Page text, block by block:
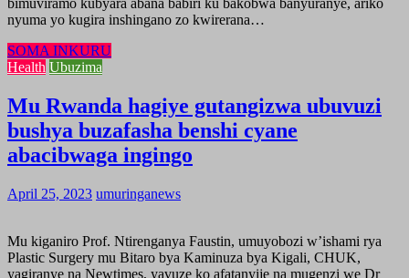
bimuviramo kubyara abana babiri ku bakobwa banyuranye, ariko
nyuma yo kugira inshingano zo kwirerana…
SOMA INKURU
Health Ubuzima
Mu Rwanda hagiye gutangizwa ubuvuzi
bushya buzafasha benshi cyane
abacibwaga ingingo
April 25, 2023 umuringanews
Mu kiganiro Prof. Ntirenganya Faustin, umuyobozi w’ishami rya
Plastic Surgery mu Bitaro bya Kaminuza bya Kigali, CHUK,
yagiranye na Newtimes, yavuze ko afatanyije na mugenzi we Dr